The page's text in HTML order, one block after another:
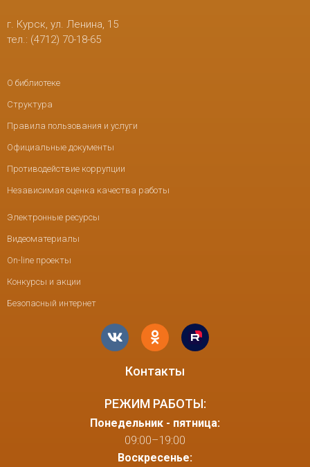
г. Курск, ул. Ленина, 15
тел.: (4712) 70-18-65
О библиотеке
Структура
Правила пользования и услуги
Официальные документы
Противодействие коррупции
Независимая оценка качества работы
Электронные ресурсы
Видеоматериалы
On-line проекты
Конкурсы и акции
Безопасный интернет
Контакты
РЕЖИМ РАБОТЫ:
Понедельник - пятница:
09:00–19:00
Воскресенье: